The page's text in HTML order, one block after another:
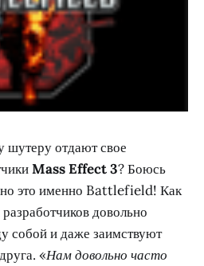
шутеру отдают свое
Mass Effect 3? Боюсь
но это именно Battlefield! Как
довольно
собой и даже заимствуют
«Нам довольно часто